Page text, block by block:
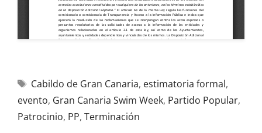
Cabildo de Gran Canaria, estimatoria formal,
evento, Gran Canaria Swim Week, Partido Popular,
Patrocinio, PP, Terminación